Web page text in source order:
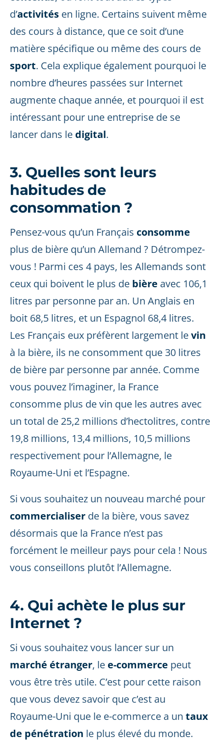
d’activités en ligne. Certains suivent même
des cours à distance, que ce soit d’une
matière spécifique ou même des cours de
sport. Cela explique également pourquoi le
nombre d’heures passées sur Internet
augmente chaque année, et pourquoi il est
intéressant pour une entreprise de se
lancer dans le digital.
3. Quelles sont leurs
habitudes de
consommation ?
Pensez-vous qu’un Français consomme
plus de bière qu’un Allemand ? Détrompez-
vous ! Parmi ces 4 pays, les Allemands sont
ceux qui boivent le plus de bière avec 106,1
litres par personne par an. Un Anglais en
boit 68,5 litres, et un Espagnol 68,4 litres.
Les Français eux préfèrent largement levin
à la bière, ils ne consomment que 30 litres
de bière par personne par année. Comme
vous pouvez l’imaginer, la France
consomme plus de vin que les autres avec
un total de 25,2 millions d’hectolitres, contre
19,8 millions, 13,4 millions, 10,5 millions
respectivement pour l’Allemagne, le
Royaume-Uni et l’Espagne.
Si vous souhaitez un nouveau marché pour
commercialiser de la bière, vous savez
désormais que la France n’est pas
forcément le meilleur pays pour cela ! Nous
vous conseillons plutôt l’Allemagne.
4. Qui achète le plus sur
Internet ?
Si vous souhaitez vous lancer sur un
marché étranger, le e-commerce peut
vous être très utile. C’est pour cette raison
que vous devez savoir que c’est au
Royaume-Uni que le e-commerce a un taux
de pénétration le plus élevé du monde.